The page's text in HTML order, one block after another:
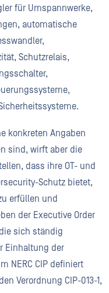
für Umspannwerke,
automatische
Schutzrelais,
konkreten Angaben
sind, wirft aber die
dass ihre OT- und
Schutz bietet,
erfüllen und
der Executive Order
sich ständig
Einhaltung der
NERC CIP definiert
Verordnung CIP-013-1,